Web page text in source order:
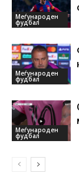
Меѓународен
фудбал
Меѓународен
фудбал
Меѓународен
фудбал